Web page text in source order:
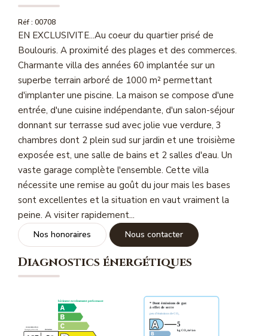
Millésimme Immobilier N°10
Millésimme Immobilier N°11
Magasine Vendu Boulouris
Magasine Vendu St-Raphaël/Fréjus
CONTACT
Réf : 00708
EN EXCLUSIVITE...Au coeur du quartier prisé de
Boulouris. A proximité des plages et des commerces.
Charmante villa des années 60 implantée sur un
superbe terrain arboré de 1000 m² permettant
d'implanter une piscine. La maison se compose d'une
entrée, d'une cuisine indépendante, d'un salon-séjour
donnant sur terrasse sud avec jolie vue verdure, 3
chambres dont 2 plein sud sur jardin et une troisième
exposée est, une salle de bains et 2 salles d'eau. Un
vaste garage complète l'ensemble. Cette villa
nécessite une remise au goût du jour mais les bases
sont excellentes et la situation en vaut vraiment la
peine. A visiter rapidement...
Nos honoraires Nous contacter
Diagnostics énergétiques